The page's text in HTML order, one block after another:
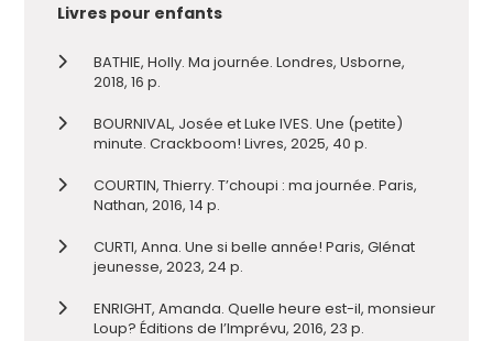
Livres pour enfants
BATHIE, Holly. Ma journée. Londres, Usborne,
2018, 16 p.
BOURNIVAL, Josée et Luke IVES. Une (petite)
minute. Crackboom! Livres, 2025, 40 p.
COURTIN, Thierry. T’choupi : ma journée. Paris,
Nathan, 2016, 14 p.
CURTI, Anna. Une si belle année! Paris, Glénat
jeunesse, 2023, 24 p.
ENRIGHT, Amanda. Quelle heure est-il, monsieur
Loup? Éditions de l’Imprévu, 2016, 23 p.